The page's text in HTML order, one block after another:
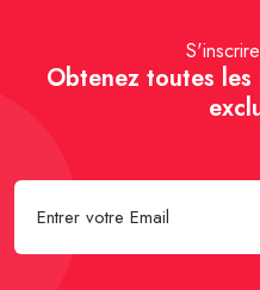
Obtenez toutes